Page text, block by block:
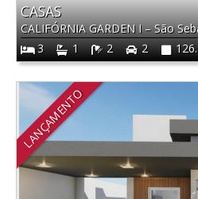
CASAS
CALIFÓRNIA GARDEN I–São
3
1 2 2
LANÇAMENTO